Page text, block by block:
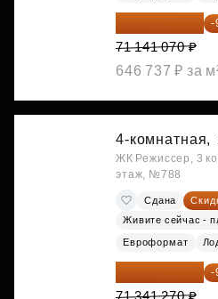
64 738 374 ₽ -
71 141 070 ₽
646 737 ₽ за
4-комнатная,
ЖК Режиссер, 3
этаж, №788
Сдана
Живите сейчас -
Евроформат
64 920 556 ₽ -
71 341 270 ₽